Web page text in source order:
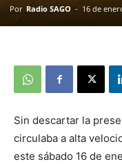
Por Radio SAGO - 16 de
Sin descartar la
circulaba a alta
este sábado 16 de